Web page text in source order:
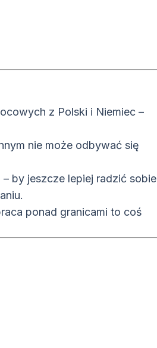
z Polski i Niemiec –
nie może odbywać się
by jeszcze lepiej radzić sobie
ponad granicami to coś